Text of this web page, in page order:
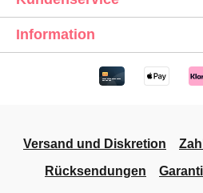
Information
Versand und Diskretion
Rücksendungen